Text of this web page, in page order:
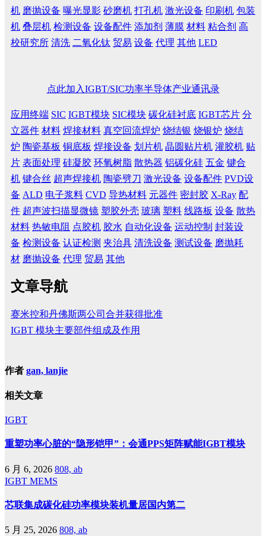
机 磨抛设备 曝光显影 砂磨机 打孔机 激光设备 印刷机 包装
机 叠层机 检测设备 设备配件 添加剂 薄膜 材料 粘合剂 高
校研究所 清洗 二氧化钛 贸易 设备 代理 其他 LED
点此加入IGBT/SIC功率半导体产业通讯录
应用终端 SIC IGBT模块 SIC模块 碳化硅衬底 IGBT芯片 分
立器件 材料 焊接材料 真空回流焊炉 烧结银 烧银炉 烧结
炉 陶瓷基板 铜底板 焊接设备 划片机 晶圆贴片机 灌胶机 贴
片 表面处理 硅凝胶 环氧树脂 散热器 铝碳化硅 五金 键合
机 键合丝 超声焊接机 陶瓷劈刀 激光设备 设备配件 PVD设
备 ALD 电子浆料 CVD 导热材料 元器件 密封胶 X-Ray 配
件 超声波扫描显微镜 塑胶外壳 玻璃 塑料 线路板 设备 散热
材料 热敏电阻 点胶机 胶水 自动化设备 运动控制 封装设
备 检测设备 认证检测 夹治具 清洗设备 测试设备 磨抛耗
材 磨抛设备 代理 贸易 其他
文章导航
赛米控和丹佛斯两公司合并获得批准
IGBT 模块主要部件组成及作用
作者 gan, lanjie
相关文章
IGBT
重塑功率心脏的“隐形铠甲”：会通PPS矩阵赋能IGBT模块
6 月 6, 2026 808, ab
IGBT MEMS
芯联集成碳化硅功率模块装机量居国内第二
5 月 25, 2026 808, ab